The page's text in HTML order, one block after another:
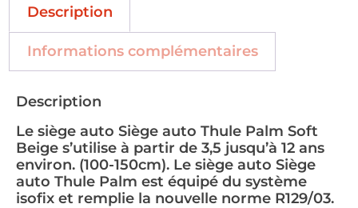
Description
Informations complémentaires
Description
Le siège auto Siège auto Thule Palm Soft
Beige s’utilise à partir de 3,5 jusqu’à 12 ans
environ. (100-150cm). Le siège auto Siège
auto Thule Palm est équipé du système
isofix et remplie la nouvelle norme R129/03.